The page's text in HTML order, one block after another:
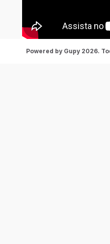
Powered by Gupy 2026.